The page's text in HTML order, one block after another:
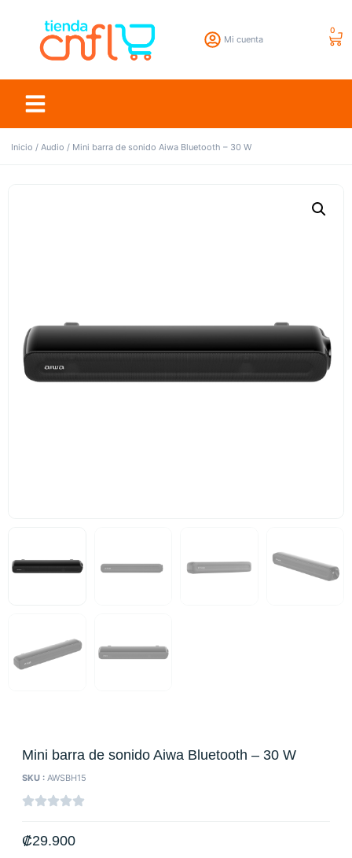
Mi cuenta
0
Inicio / Audio / Mini barra de sonido Aiwa Bluetooth – 30 W
Mini barra de sonido Aiwa Bluetooth – 30 W
SKU : AWSBH15
₡29.900